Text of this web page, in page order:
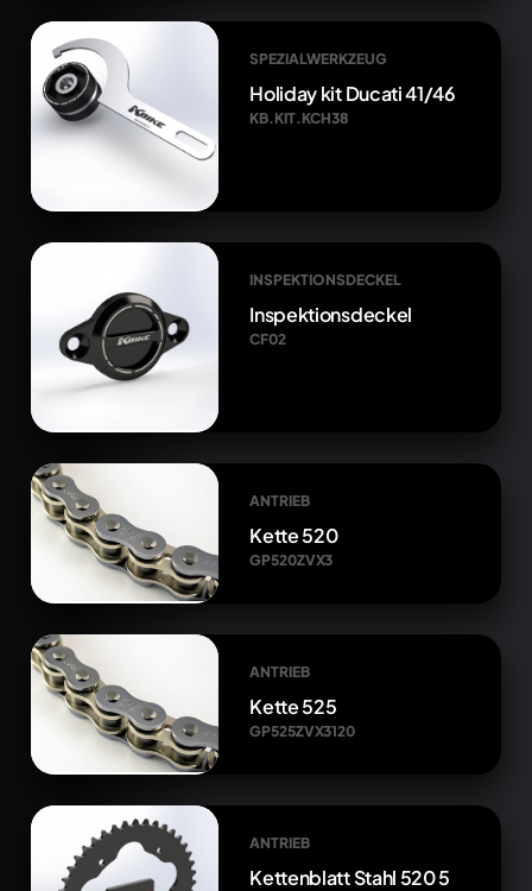
SPEZIALWERKZEUG
Holiday kit Ducati 41/46
KB.KIT.KCH38
INSPEKTIONSDECKEL
Inspektionsdeckel
CF02
ANTRIEB
Kette 520
GP520ZVX3
ANTRIEB
Kette 525
GP525ZVX3120
ANTRIEB
Kettenblatt Stahl 520 5